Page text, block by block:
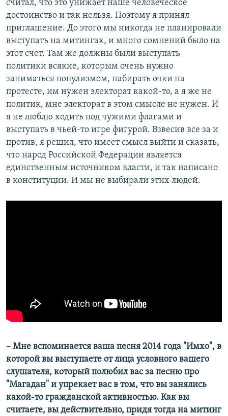
считал, что это унижает наше человеческое
достоинство и так нельзя. Поэтому я принял
приглашение. До этого мы никогда не планировали
выступать на митингах, и много сомнений было на
этот счет. Там же должны были выступать
политики всякие, которым очень нужно
заниматься популизмом, набирать очки на
протесте, им нужен электорат какой-то, а я же не
политик, мне электорат в этом смысле не нужен. И
я не люблю ходить под чужими флагами и
выступать в чьей-то игре фигурой. Взвесив все за и
против, я решил, что имеет смысл выйти и сказать,
что народ Российской Федерации является
единственным источником власти, и так написано
в конституции. И мы не выбирали этих людей.
– Мне вспоминается ваша песня 2014 года "Имхо", в
которой вы выступаете от лица условного вашего
слушателя, который полюбил вас за песню про
"Магадан" и упрекает вас в том, что вы занялись
какой-то гражданской активностью. Как вы
считаете, вы действительно, придя тогда на митинг